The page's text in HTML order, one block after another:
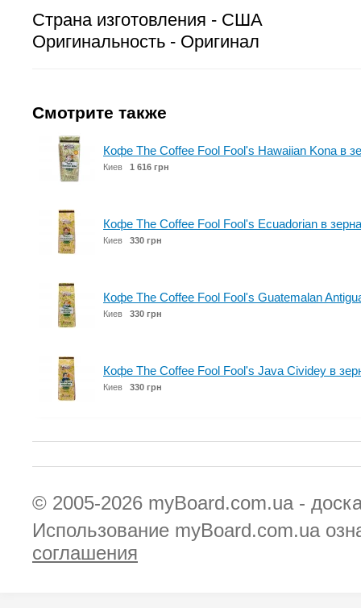
Страна изготовления - США
Оригинальность - Оригинал
Смотрите также
Кофе The Coffee Fool Fool's Hawaiian Kona в
Киев 1 616 грн
Кофе The Coffee Fool Fool's Ecuadorian в
Киев 330 грн
Кофе The Coffee Fool Fool's Guatemalan
Киев 330 грн
Кофе The Coffee Fool Fool's Java Cividey в
Киев 330 грн
© 2005-2026 myBoard.com.ua -
Использование myBoard.com.ua
соглашения